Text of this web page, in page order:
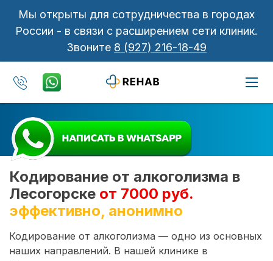
Мы открыты для сотрудничества в городах
России - в связи с расширением сети клиник.
Звоните 8 (927) 216-18-49
Кодирование от алкоголизма в
Лесогорске от 7000 руб.
эффективно, анонимно
Кодирование от алкоголизма — одно из основных
наших направлений. В нашей клинике в